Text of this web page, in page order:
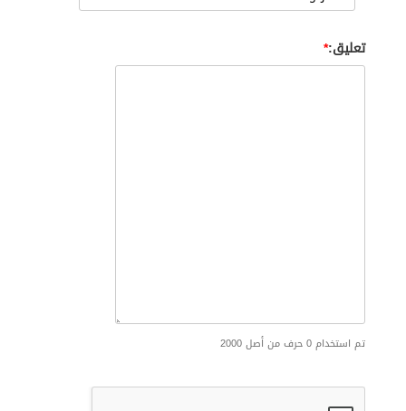
تعليق:
تم استخدام 0 حرف من أصل 2000